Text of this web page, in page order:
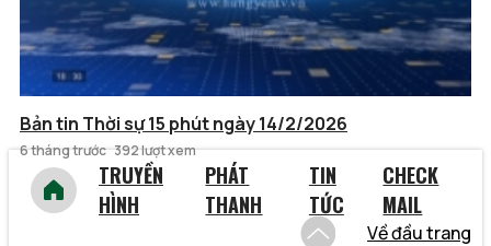
Bản tin Thời sự 15 phút ngày 14/2/2026
6 tháng trước 392 lượt xem
TRUYỀN
HÌNH
PHÁT
THANH
TIN
TỨC
CHECK
MAIL
Về đầu trang